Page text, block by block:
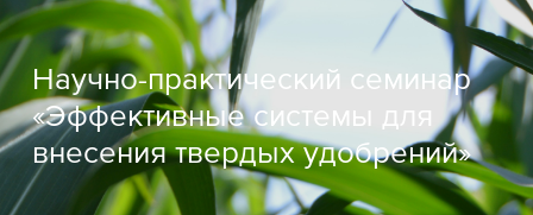
О нас
Поддержка и сопровождение
Качество от лидера рынка
Экологичность
Агросервис
Агроэкспертиза
Полевые опыты
Новости и события
Научно-практический семинар
«Эффективные системы для
внесения твердых удобрений»